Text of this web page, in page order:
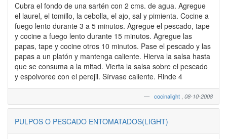
Cubra el fondo de una sartén con 2 cms. de agua. Agregue
el laurel, el tomillo, la cebolla, el ajo, sal y pimienta. Cocine a
fuego lento durante 3 a 5 minutos. Agregue el pescado, tape
y cocine a fuego lento durante 15 minutos. Agregue las
papas, tape y cocine otros 10 minutos. Pase el pescado y las
papas a un platón y mantenga caliente. Hierva la salsa hasta
que se consuma a la mitad. Vierta la salsa sobre el pescado
y espolvoree con el perejil. Sírvase caliente. Rinde 4
cocinalight 08-10-2008
PULPOS O PESCADO ENTOMATADOS(LIGHT)